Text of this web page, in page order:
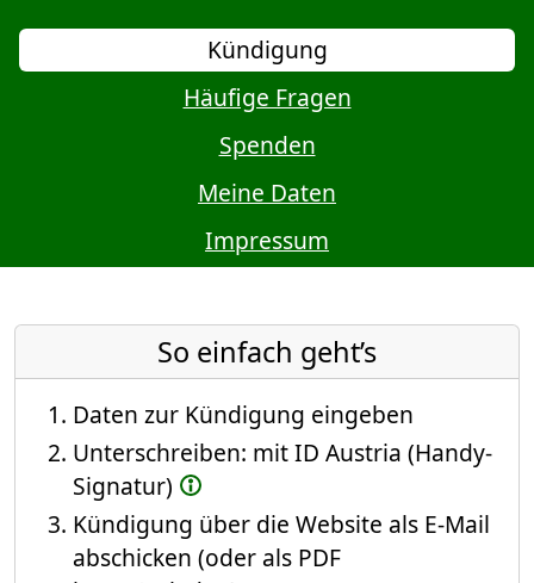
Kündigung
Häufige Fragen
Spenden
Meine Daten
Impressum
So einfach geht’s
Daten zur Kündigung eingeben
Unterschreiben: mit ID Austria (Handy-
Signatur)
Kündigung über die Website als E-Mail
abschicken (oder als PDF